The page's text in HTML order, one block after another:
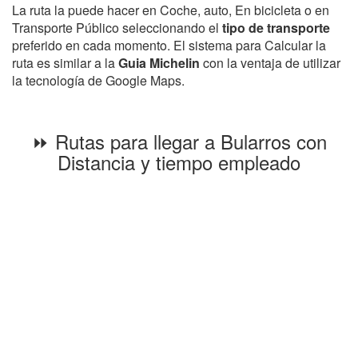
La ruta la puede hacer en Coche, auto, En bicicleta o en
Transporte Público seleccionando el tipo de transporte
preferido en cada momento. El sistema para Calcular la
ruta es similar a laGuia Michelin con la ventaja de utilizar
la tecnología de Google Maps.
⏩ Rutas para llegar a Bularros con
Distancia y tiempo empleado